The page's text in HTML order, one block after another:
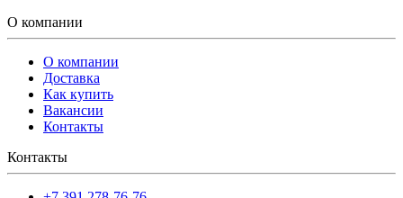
О компании
О компании
Доставка
Как купить
Вакансии
Контакты
Контакты